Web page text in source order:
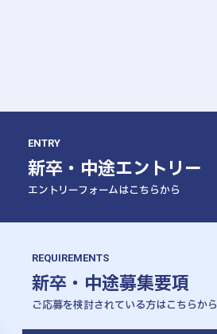
ENTRY
新卒・中途エントリー
エントリーフォームはこちらから
REQUIREMENTS
新卒・中途募集要項
ご応募を検討されている方はこちらから